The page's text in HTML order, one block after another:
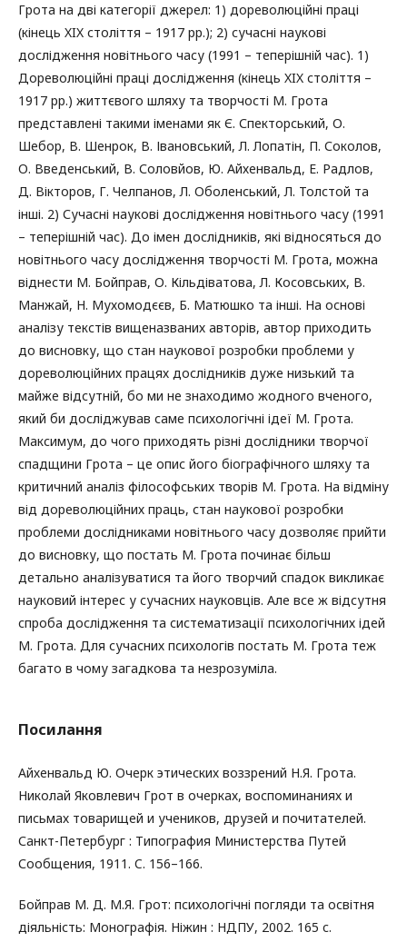
Грота на дві категорії джерел: 1) дореволюційні праці
(кінець XIX століття – 1917 рр.); 2) сучасні наукові
дослідження новітнього часу (1991 – теперішній час). 1)
Дореволюційні праці дослідження (кінець XIX століття –
1917 рр.) життєвого шляху та творчості М. Грота
представлені такими іменами як Є. Спекторський, О.
Шебор, В. Шенрок, В. Івановський, Л. Лопатін, П. Соколов,
О. Введенський, В. Соловйов, Ю. Айхенвальд, Е. Радлов,
Д. Вікторов, Г. Челпанов, Л. Оболенський, Л. Толстой та
інші. 2) Сучасні наукові дослідження новітнього часу (1991
– теперішній час). До імен дослідників, які відносяться до
новітнього часу дослідження творчості М. Грота, можна
віднести М. Бойправ, О. Кільдіватова, Л. Косовських, В.
Манжай, Н. Мухомодєєв, Б. Матюшко та інші. На основі
аналізу текстів вищеназваних авторів, автор приходить
до висновку, що стан наукової розробки проблеми у
дореволюційних працях дослідників дуже низький та
майже відсутній, бо ми не знаходимо жодного вченого,
який би досліджував саме психологічні ідеї М. Грота.
Максимум, до чого приходять різні дослідники творчої
спадщини Грота – це опис його біографічного шляху та
критичний аналіз філософських творів М. Грота. На відміну
від дореволюційних праць, стан наукової розробки
проблеми дослідниками новітнього часу дозволяє прийти
до висновку, що постать М. Грота починає більш
детально аналізуватися та його творчий спадок викликає
науковий інтерес у сучасних науковців. Але все ж відсутня
спроба дослідження та систематизації психологічних ідей
М. Грота. Для сучасних психологів постать М. Грота теж
багато в чому загадкова та незрозуміла.
Посилання
Айхенвальд Ю. Очерк этических воззрений Н.Я. Грота.
Николай Яковлевич Грот в очерках, воспоминаниях и
письмах товарищей и учеников, друзей и почитателей.
Санкт-Петербург : Типография Министерства Путей
Сообщения, 1911. C. 156–166.
Бойправ М. Д. М.Я. Грот: психологічні погляди та освітня
діяльність: Монографія. Ніжин : НДПУ, 2002. 165 c.